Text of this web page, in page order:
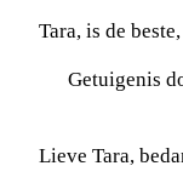
Tara, is de
Getuigenis
Lieve Tara,